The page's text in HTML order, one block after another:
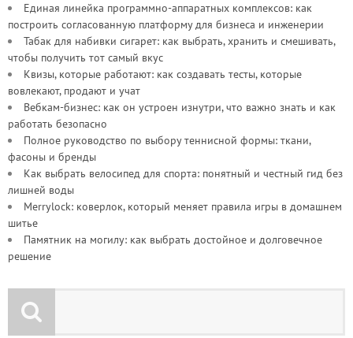
Единая линейка программно-аппаратных комплексов: как
построить согласованную платформу для бизнеса и инженерии
Табак для набивки сигарет: как выбрать, хранить и смешивать,
чтобы получить тот самый вкус
Квизы, которые работают: как создавать тесты, которые
вовлекают, продают и учат
Вебкам-бизнес: как он устроен изнутри, что важно знать и как
работать безопасно
Полное руководство по выбору теннисной формы: ткани,
фасоны и бренды
Как выбрать велосипед для спорта: понятный и честный гид без
лишней воды
Merrylock: коверлок, который меняет правила игры в домашнем
шитье
Памятник на могилу: как выбрать достойное и долговечное
решение